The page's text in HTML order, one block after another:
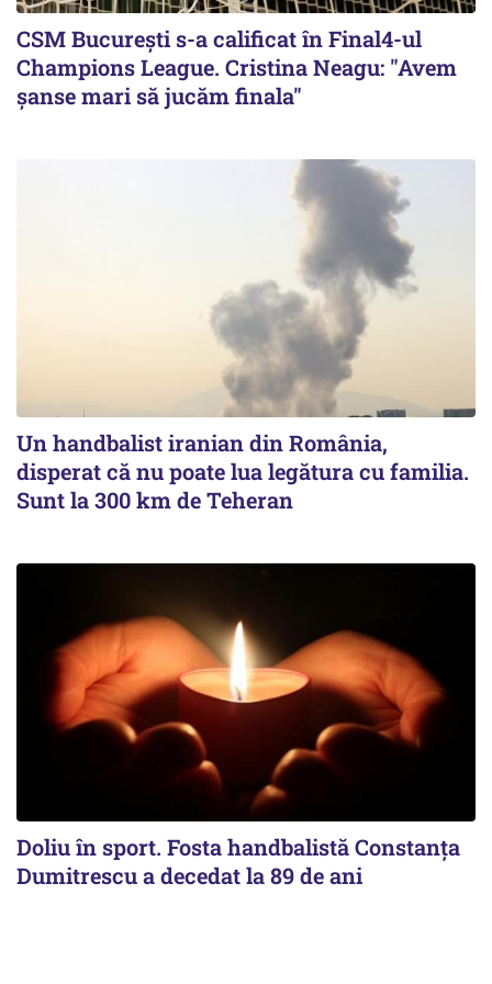
CSM București s-a calificat în Final4-ul
Champions League. Cristina Neagu: "Avem
șanse mari să jucăm finala"
Un handbalist iranian din România,
disperat că nu poate lua legătura cu familia.
Sunt la 300 km de Teheran
Doliu în sport. Fosta handbalistă Constanța
Dumitrescu a decedat la 89 de ani